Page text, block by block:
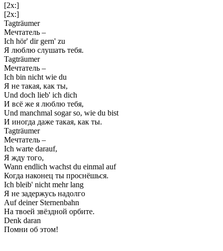
[2x:]
[2x:]
Tagträumer
Мечтатель –
Ich hör' dir gern' zu
Я люблю слушать тебя.
Tagträumer
Мечтатель –
Ich bin nicht wie du
Я не такая, как ты,
Und doch lieb' ich dich
И всё же я люблю тебя,
Und manchmal sogar so, wie du bist
И иногда даже такая, как ты.
Tagträumer
Мечтатель –
Ich warte darauf,
Я жду того,
Wann endlich wachst du einmal auf
Когда наконец ты проснёшься.
Ich bleib' nicht mehr lang
Я не задержусь надолго
Auf deiner Sternenbahn
На твоей звёздной орбите.
Denk daran
Помни об этом!